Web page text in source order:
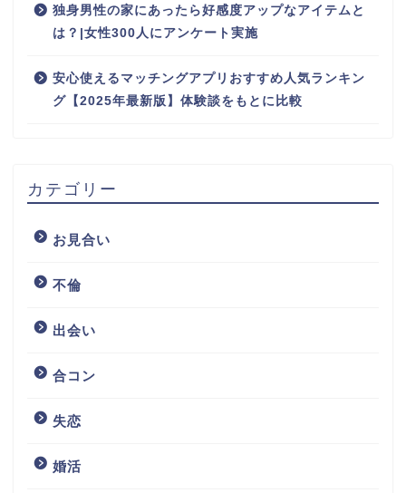
独身男性の家にあったら好感度アップなアイテムと
は？|女性300人にアンケート実施
安心使えるマッチングアプリおすすめ人気ランキン
グ【2025年最新版】体験談をもとに比較
カテゴリー
お見合い
不倫
出会い
合コン
失恋
婚活